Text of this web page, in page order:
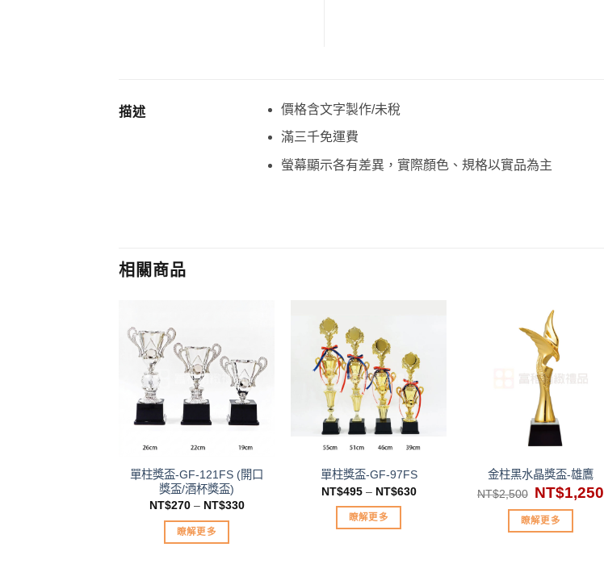
描述 價格含文字製作/未稅
滿三千免運費
螢幕顯示各有差異，實際顏色、規格以實品為主
相關商品
加入
「願
望清
單」
單柱獎盃-GF-121FS (開口
獎盃/酒杯獎盃)
NT$270– NT$330
瞭解更多
加入
「願
望清
單」
單柱獎盃-GF-97FS
NT$495– NT$630
瞭解更多
加入
「願
金柱黑水晶獎盃-雄鷹
NT$2,500 原
始
價
格：
NT$2,500。
NT$1,250
瞭解更多